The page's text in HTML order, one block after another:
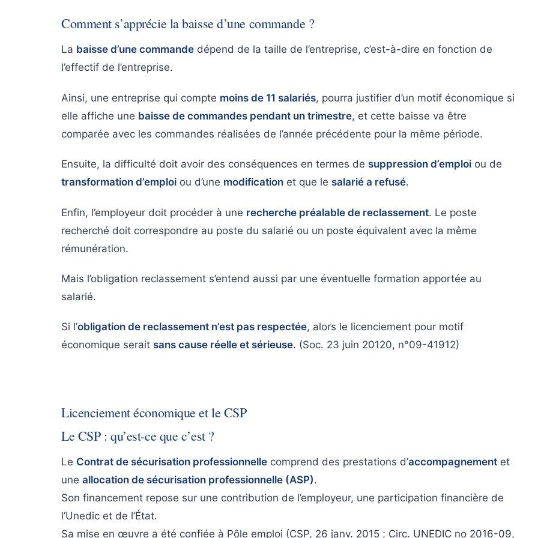
Comment s’apprécie la baisse d’une commande ?
La baisse d’une commande dépend de la taille de l’entreprise, c’est-à-dire en fonction de
l’effectif de l’entreprise.
Ainsi, une entreprise qui compte moins de 11 salariés, pourra justifier d’un motif économique si
elle affiche une baisse de commandes pendant un trimestre, et cette baisse va être
comparée avec les commandes réalisées de l’année précédente pour la même période.
Ensuite, la difficulté doit avoir des conséquences en termes de suppression d’emploi ou de
transformation d’emploi ou d’une modification et que le salarié a refusé.
Enfin, l’employeur doit procéder à une recherche préalable de reclassement. Le poste
recherché doit correspondre au poste du salarié ou un poste équivalent avec la même
rémunération.
Mais l’obligation reclassement s’entend aussi par une éventuelle formation apportée au
salarié.
Si l’obligation de reclassement n’est pas respectée, alors le licenciement pour motif
économique serait sans cause réelle et sérieuse. (Soc. 23 juin 20120, n°09-41912)
Licenciement économique et le CSP
Le CSP : qu’est-ce que c’est ?
Le Contrat de sécurisation professionnelle comprend des prestations d’accompagnement et
une allocation de sécurisation professionnelle (ASP).
Son financement repose sur une contribution de l’employeur, une participation financière de
l’Unedic et de l’État.
Sa mise en œuvre a été confiée à Pôle emploi (CSP, 26 janv. 2015 ; Circ. UNEDIC no 2016-09,